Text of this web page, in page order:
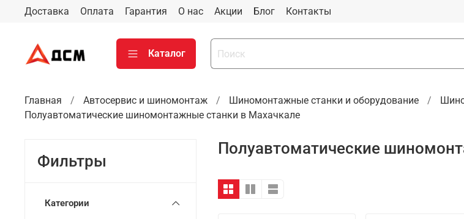
Доставка Оплата Гарантия О нас Акции Блог Контакты
Каталог
Главная Автосервис и шиномонтаж Шиномонтажные станки и оборудование
Полуавтоматические шиномонтажные станки в Махачкале
Полуавтоматические
Фильтры
Категории